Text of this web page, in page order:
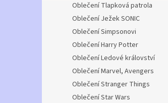
Oblečení Tlapková patrola
Oblečení Ježek SONIC
Oblečení Simpsonovi
Oblečení Harry Potter
Oblečení Ledové království
Oblečení Marvel, Avengers
Oblečení Stranger Things
Oblečení Star Wars